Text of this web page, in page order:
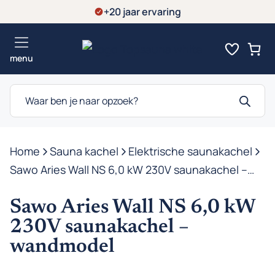
naar
inhoud
+20 jaar ervaring
menu
Producten
zoeken
Home -Sauna kachel - Elektrische saunakachel -
Sawo Aries Wall NS 6,0 kW 230V saunakachel –
Sawo Aries Wall NS 6,0 kW
230V saunakachel –
wandmodel